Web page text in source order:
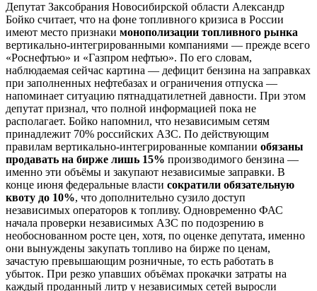
Депутат Заксобрания Новосибирской области Александр
Бойко считает, что на фоне топливного кризиса в России
имеют место признаки монополизации топливного рынка
вертикально-интегрированными компаниями — прежде всего
«Роснефтью» и «Газпром нефтью». По его словам,
наблюдаемая сейчас картина — дефицит бензина на заправках
при заполненных нефтебазах и ограничения отпуска —
напоминает ситуацию пятнадцатилетней давности. При этом
депутат признал, что полной информацией пока не
располагает. Бойко напомнил, что независимым сетям
принадлежит 70% российских АЗС. По действующим
правилам вертикально-интегрированные компании обязаны
продавать на бирже лишь 15% производимого бензина —
именно эти объёмы и закупают независимые заправки. В
конце июня федеральные власти сократили обязательную
квоту до 10%, что дополнительно сузило доступ
независимых операторов к топливу. Одновременно ФАС
начала проверки независимых АЗС по подозрению в
необоснованном росте цен, хотя, по оценке депутата, именно
они вынуждены закупать топливо на бирже по ценам,
зачастую превышающим розничные, то есть работать в
убыток. При резко упавших объёмах прокачки затраты на
каждый проданный литр у независимых сетей выросли